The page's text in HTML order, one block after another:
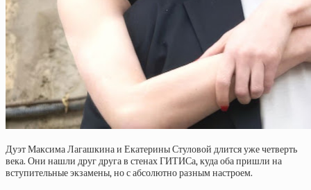
Дуэт Максима Лагашкина и Екатерины Стуловой длится уже четверть
века. Они нашли друг друга в стенах ГИТИСа, куда оба пришли на
вступительные экзамены, но с абсолютно разным настроем.